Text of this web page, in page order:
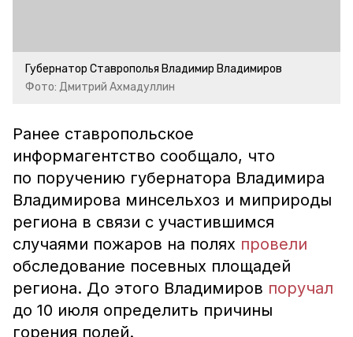
Губернатор Ставрополья Владимир Владимиров
Фото: Дмитрий Ахмадуллин
Ранее ставропольское
информагентство сообщало, что
по поручению губернатора Владимира
Владимирова минсельхоз и миприроды
региона в связи с участившимся
случаями пожаров на полях провели
обследование посевных площадей
региона. До этого Владимиров поручал
до 10 июля определить причины
горения полей.